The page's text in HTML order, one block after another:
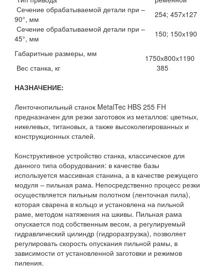
Сечение обрабатываемой детали при –
90°, мм
254; 457х127
Сечение обрабатываемой детали при –
45°, мм
150; 150х190
Габаритные размеры, мм
1750х800х1190
Вес станка, кг
385
НАЗНАЧЕНИЕ:
Ленточнопильный станок MetalTec HBS 255 FH
предназначен для резки заготовок из металлов: цветных,
никелевых, титановых, а также высоколегированных и
конструкционных сталей.
Конструктивное устройство станка, классическое для
данного типа оборудования: в качестве базы
используется массивная станина, а в качестве режущего
модуля – пильная рама. Непосредственно процесс резки
осуществляется пильным полотном (ленточная пила),
которая сварена в кольцо и установлена на пильной
раме, методом натяжения на шкивы. Пильная рама
опускается под собственным весом, а регулируемый
гидравлический цилиндр (гидроразгрузка), позволяет
регулировать скорость опускания пильной рамы, в
зависимости от установленной заготовки и режимов
пиления.